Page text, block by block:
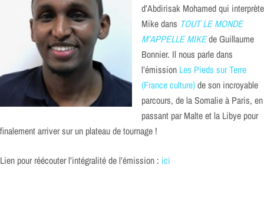
d’Abdirisak Mohamed qui interprète
Mike dans TOUT LE MONDE
M’APPELLE MIKEde Guillaume
Bonnier. Il nous parle dans
l’émission Les Pieds sur Terre
(France culture)de son incroyable
parcours, de la Somalie à Paris, en
passant par Malte et la Libye pour
finalement arriver sur un plateau de tournage !
Lien pour réécouter l’intégralité de l’émission : ici